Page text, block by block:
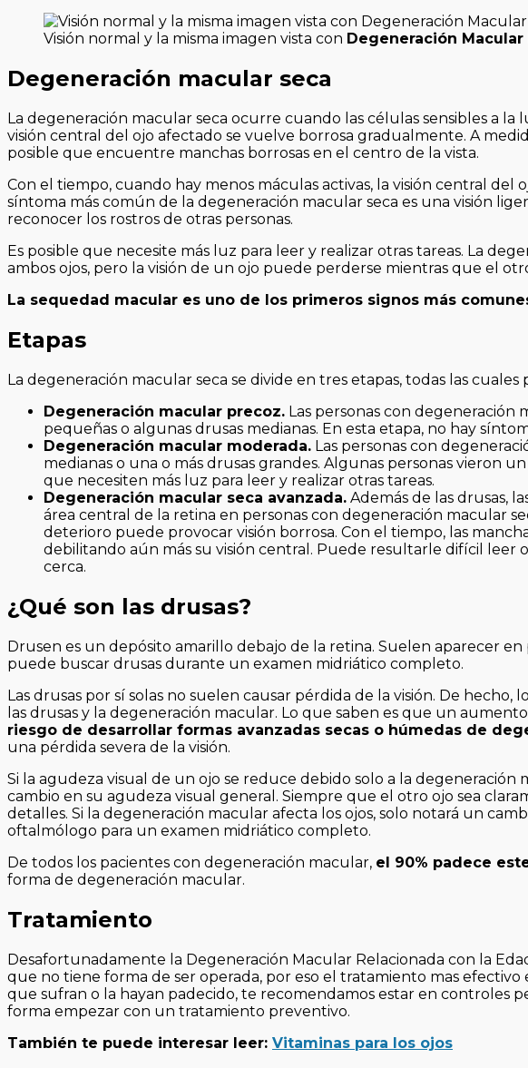
Visión normal y la misma imagen vista con Degeneración
Degeneración macular seca
La degeneración macular seca ocurre cuando las células sensibles a
visión central del ojo afectado se vuelve borrosa gradualmente. A
posible que encuentre manchas borrosas en el centro de la vista.
Con el tiempo, cuando hay menos máculas activas, la visión central
síntoma más común de la degeneración macular seca es una visión
reconocer los rostros de otras personas.
Es posible que necesite más luz para leer y realizar otras tareas. La
ambos ojos, pero la visión de un ojo puede perderse mientras que el
La sequedad macular es uno de los primeros signos más
Etapas
La degeneración macular seca se divide en tres etapas, todas las
Degeneración macular precoz. Las personas con
pequeñas o algunas drusas medianas. En esta etapa, no hay
Degeneración macular moderada. Las personas con
medianas o una o más drusas grandes. Algunas personas vieron
que necesiten más luz para leer y realizar otras tareas.
Degeneración macular seca avanzada. Además de las drusas,
área central de la retina en personas con degeneración macular
deterioro puede provocar visión borrosa. Con el tiempo, las
debilitando aún más su visión central. Puede resultarle difícil leer
cerca.
¿Qué son las drusas?
Drusen es un depósito amarillo debajo de la retina. Suelen aparecer
puede buscar drusas durante un examen midriático completo.
Las drusas por sí solas no suelen causar pérdida de la visión. De
las drusas y la degeneración macular. Lo que saben es que un
riesgo de desarrollar formas avanzadas secas o húmedas de
una pérdida severa de la visión.
Si la agudeza visual de un ojo se reduce debido solo a la
cambio en su agudeza visual general. Siempre que el otro ojo sea
detalles. Si la degeneración macular afecta los ojos, solo notará un
oftalmólogo para un examen midriático completo.
De todos los pacientes con degeneración macular, el 90% padece
forma de degeneración macular.
Tratamiento
Desafortunadamente la Degeneración Macular Relacionada con la
que no tiene forma de ser operada, por eso el tratamiento mas efectivo
que sufran o la hayan padecido, te recomendamos estar en controles
forma empezar con un tratamiento preventivo.
También te puede interesar leer: Vitaminas para los ojos